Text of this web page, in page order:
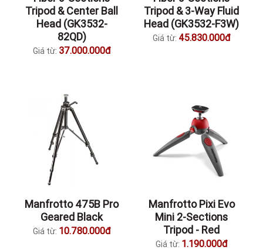
Tripod & Center Ball
Head (GK3532-
82QD)
Giá từ: 37.000.000đ
Tripod & 3-Way Fluid
Head (GK3532-F3W)
Giá từ: 45.830.000đ
Manfrotto 475B Pro
Geared Black
Giá từ: 10.780.000đ
Manfrotto Pixi Evo
Mini 2-Sections
Tripod - Red
Giá từ: 1.190.000đ